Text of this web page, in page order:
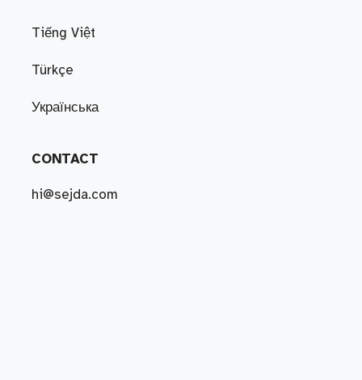
Tiếng Việt
Türkçe
Українська
CONTACT
hi@sejda.com